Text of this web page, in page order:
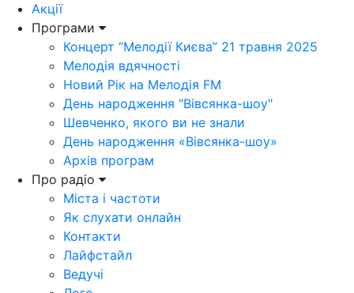
Акції
Програми
Концерт “Мелодії Києва” 21 травня 2025
Мелодія вдячності
Новий Рік на Мелодія FM
День народження "Вівсянка-шоу"
Шевченко, якого ви не знали
День народження «Вівсянка-шоу»
Архів програм
Про радіо
Міста і частоти
Як слухати онлайн
Контакти
Лайфстайл
Ведучі